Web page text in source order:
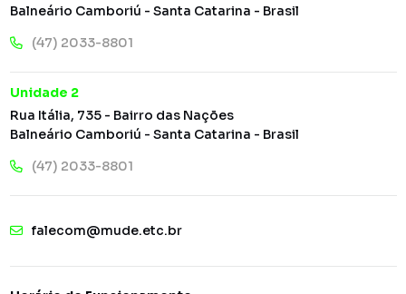
Balneário Camboriú - Santa Catarina - Brasil
(47) 2033-8801
Unidade 2
Rua Itália, 735 - Bairro das Nações
Balneário Camboriú - Santa Catarina - Brasil
(47) 2033-8801
falecom@mude.etc.br